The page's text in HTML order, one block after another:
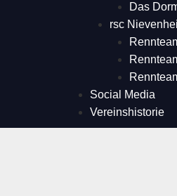
Das
rsc
Social Media
Vereinshistorie